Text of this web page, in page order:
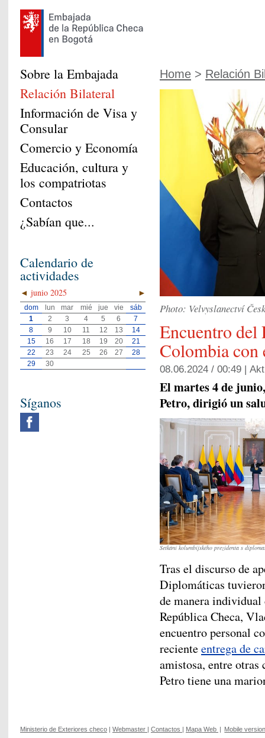
Home > Relación
Photo: Velvyslanectví
Encuentro del
Colombia con
08.06.2024 / 00:49 |
El martes 4 de
Petro, dirigió un
Setkání kolumbijského prezidenta s
Tras el discurso de
Diplomáticas
de manera individual
República Checa,
encuentro personal
recienteentrega de
amistosa, entre otras
Petro tiene una
Sobre la Embajada
Relación Bilateral
Información de Visa y
Consular
Comercio y Economía
Educación, cultura y
los compatriotas
Contactos
¿Sabían que...
Calendario de
actividades
◄ ►
junio 2025
dom lun mar mié jue vie
sáb
1
2 3 4 5 6
7
8
9 10 11 12 13
14
15
16 17 18 19 20
21
22
23 24 25 26 27
28
29
30
Síganos
Ministerio de Exteriores checo Webmaster Contactos Mapa Web Mobile